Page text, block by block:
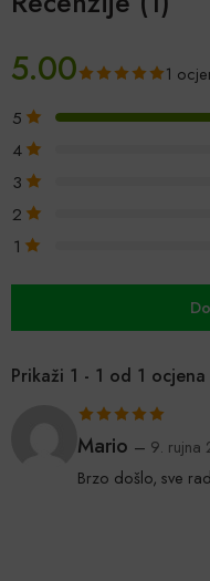
5.00 1
5
4
3
2
1
Prikaži 1 - 1 od 1 ocjena
Ocijenjeno5
od 5
Mario – 9. rujna
Brzo došlo, sve